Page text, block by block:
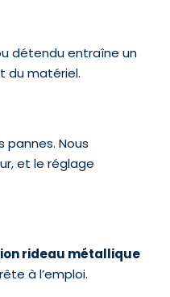
détendu entraîne un
du matériel.
pannes. Nous
et le réglage
rideau métallique
à l’emploi.